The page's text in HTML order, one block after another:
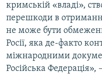
кримській «владі»,
перешкоди в
не може бути
Росії, яка де-факто
міжнародними
Російська Федерація»,